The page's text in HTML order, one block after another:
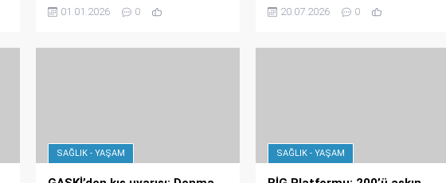
Belediyesi, yaz aylarında ilginin
ulaşıldığını açıkladı.
01.01.2026 0
özür dilerken, aile resmi şikâyette
başlattı.
20.07.2026 0
SAĞLIK - YAŞAM SAĞLIK - YAŞAM